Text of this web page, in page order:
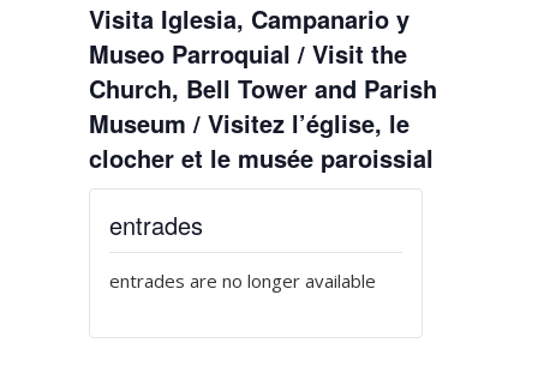
Visita Iglesia, Campanario y
Museo Parroquial / Visit the
Church, Bell Tower and Parish
Museum / Visitez l’église, le
clocher et le musée paroissial
entrades
entrades are no longer available